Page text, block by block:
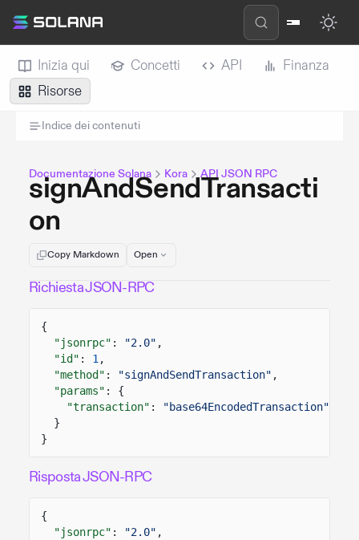
Inizia qui Concetti API
Finanza
Risorse
Indice dei contenuti
Documentazione Solana Kora API JSON RPC
signAndSendTransacti
on
Copy Markdown Open
Richiesta JSON-RPC
{
"jsonrpc" : "2.0" ,
"id" : 1 ,
"method" : "signAndSendTransaction" ,
"params" : {
"transaction" :
"base64EncodedTransaction"
}
}
Risposta JSON-RPC
{
"jsonrpc" : "2.0" ,